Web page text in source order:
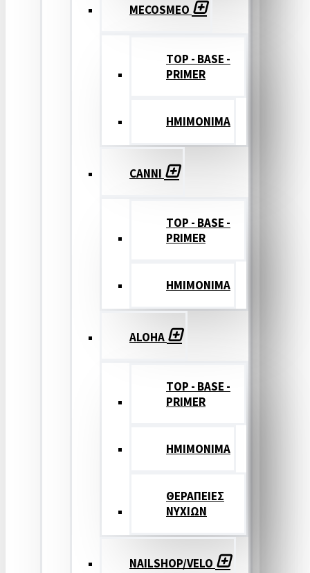
MECOSMEO
TOP - BASE -
PRIMER
ΗΜΙΜΟΝΙΜΑ
CANNI
TOP - BASE -
PRIMER
ΗΜΙΜΟΝΙΜΑ
ALOHA
TOP - BASE -
PRIMER
ΗΜΙΜΟΝΙΜΑ
ΘΕΡΑΠΕΙΕΣ
ΝΥΧΙΩΝ
NAILSHOP/VELO